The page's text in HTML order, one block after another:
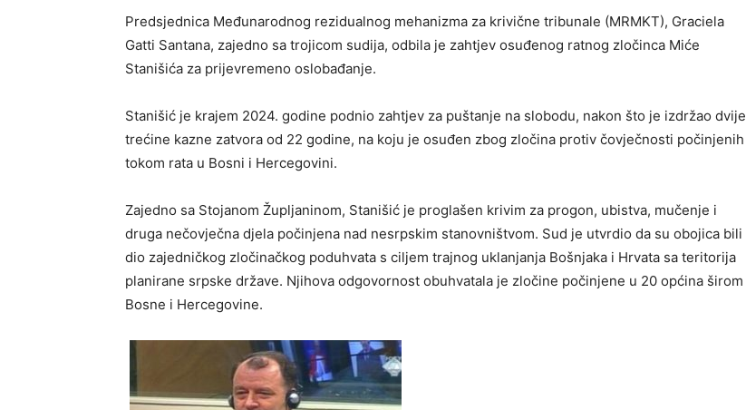
Predsjednica Međunarodnog rezidualnog mehanizma za krivične tribunale (MRMKT), Graciela
Gatti Santana, zajedno sa trojicom sudija, odbila je zahtjev osuđenog ratnog zločinca Miće
Stanišića za prijevremeno oslobađanje.
Stanišić je krajem 2024. godine podnio zahtjev za puštanje na slobodu, nakon što je izdržao dvije
trećine kazne zatvora od 22 godine, na koju je osuđen zbog zločina protiv čovječnosti počinjenih
tokom rata u Bosni i Hercegovini.
Zajedno sa Stojanom Župljaninom, Stanišić je proglašen krivim za progon, ubistva, mučenje i
druga nečovječna djela počinjena nad nesrpskim stanovništvom. Sud je utvrdio da su obojica bili
dio zajedničkog zločinačkog poduhvata s ciljem trajnog uklanjanja Bošnjaka i Hrvata sa teritorija
planirane srpske države. Njihova odgovornost obuhvatala je zločine počinjene u 20 općina širom
Bosne i Hercegovine.